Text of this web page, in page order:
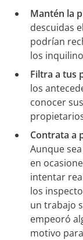
Mantén la
descuidas
podrían
los
Filtra a tus
los
conocer
Contrata a
Aunque
en
intentar
los
un trabajo
empeoró
motivo